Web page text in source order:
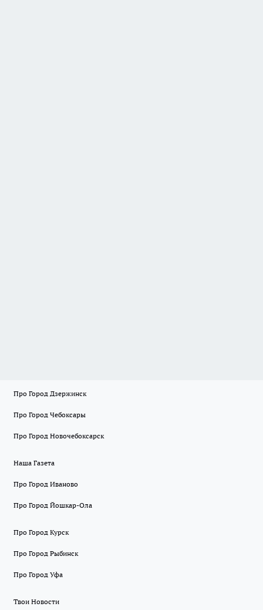
Про Город Дзержинск
Про Город Чебоксары
Про Город Новочебоксарск
Наша Газета
Про Город Иваново
Про Город Йошкар-Ола
Про Город Курск
Про Город Рыбинск
Про Город Уфа
Твои Новости